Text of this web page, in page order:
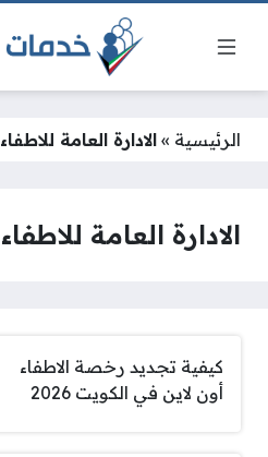
الرئيسية » الادارة العامة للاطفاء
الادارة العامة للاطفاء
كيفية تجديد رخصة الاطفاء
أون لاين في الكويت 2026